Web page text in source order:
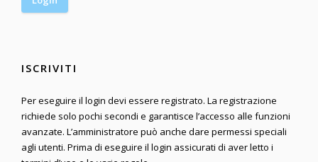
ISCRIVITI
Per eseguire il login devi essere registrato. La registrazione
richiede solo pochi secondi e garantisce l’accesso alle funzioni
avanzate. L’amministratore può anche dare permessi speciali
agli utenti. Prima di eseguire il login assicurati di aver letto i